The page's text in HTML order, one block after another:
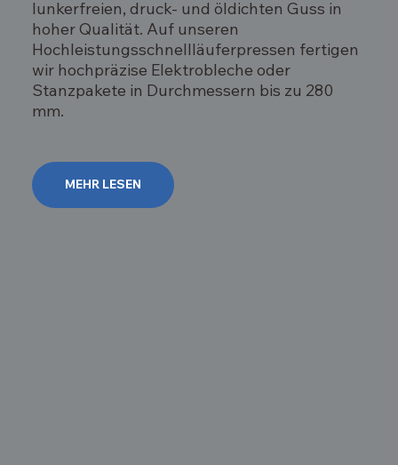
lunkerfreien, druck- und öldichten Guss in
hoher Qualität. Auf unseren
Hochleistungsschnellläuferpressen fertigen
wir hochpräzise Elektrobleche oder
Stanzpakete in Durchmessern bis zu 280
mm.
MEHR LESEN